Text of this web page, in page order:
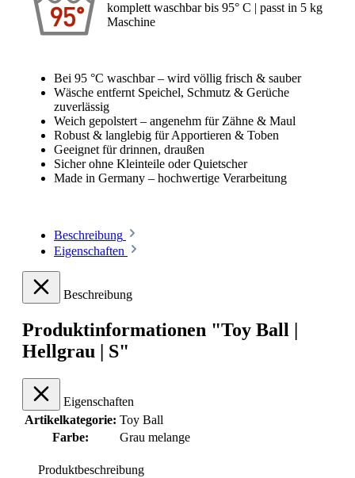
komplett waschbar bis 95° C | passt in 5 kg
Maschine
Bei 95 °C waschbar – wird völlig frisch & sauber
Wäsche entfernt Speichel, Schmutz & Gerüche
zuverlässig
Weich gepolstert – angenehm für Zähne & Maul
Robust & langlebig für Apportieren & Toben
Geeignet für drinnen, draußen
Sicher ohne Kleinteile oder Quietscher
Made in Germany – hochwertige Verarbeitung
Beschreibung
Eigenschaften
Beschreibung
Produktinformationen "Toy Ball |
Hellgrau | S"
Eigenschaften
Artikelkategorie: Toy Ball
Farbe:
Grau melange
Produktbeschreibung